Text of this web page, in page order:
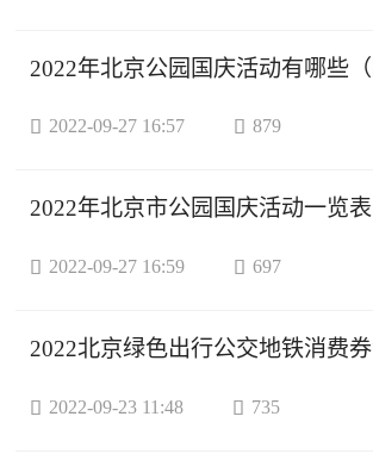
 2022-09-27 16:57  879
2022年北京市公园国庆活动一览表
 2022-09-27 16:59  697
 2022-09-23 11:48  735